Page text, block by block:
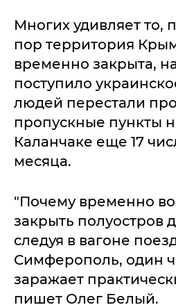
Многих удивляет то,
пор территория
временно закрыта,
поступило
людей перестали
пропускные пункты
Каланчаке еще 17
месяца.
"Почему временно
закрыть полуостров
следуя в вагоне
Симферополь, один
заражает
пишет Олег Белый.